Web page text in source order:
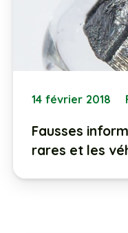
14 février 2018
Fausses
rares et les